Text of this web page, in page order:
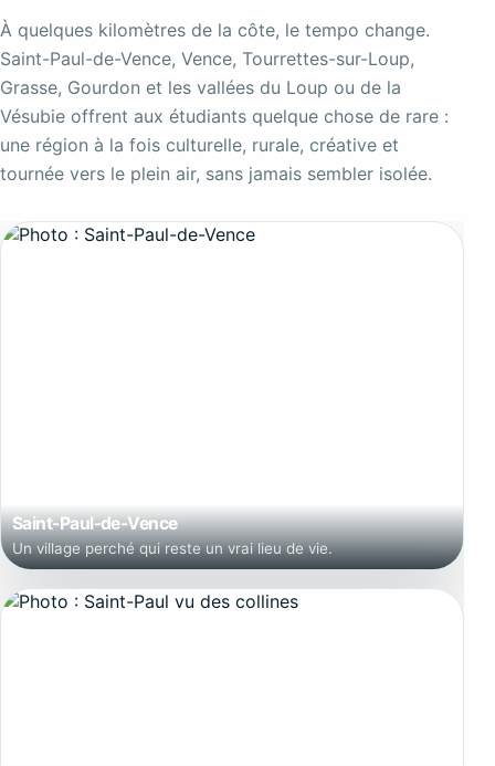
À quelques kilomètres de la côte, le tempo change.
Saint-Paul-de-Vence, Vence, Tourrettes-sur-Loup,
Grasse, Gourdon et les vallées du Loup ou de la
Vésubie offrent aux étudiants quelque chose de rare :
une région à la fois culturelle, rurale, créative et
tournée vers le plein air, sans jamais sembler isolée.
Saint-Paul-de-Vence
Un village perché qui reste un vrai lieu de vie.